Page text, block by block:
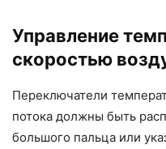
Управление
скоростью
Переключатели
потока должны быть
большого пальца или